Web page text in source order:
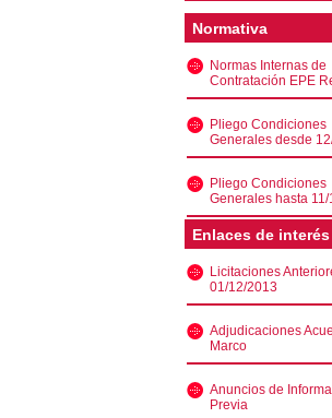
Normativa
Normas Internas de
Contratación EPE
Pliego Condiciones
Generales desde
Pliego Condiciones
Generales hasta 11/
Enlaces de interés
Licitaciones
01/12/2013
Adjudicaciones
Marco
Anuncios de
Previa